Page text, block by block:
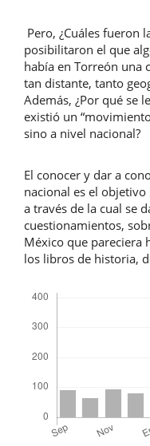
Pero, ¿Cuáles fueron
posibilitaron el que
había en Torreón una
tan distante, tanto
Además, ¿Por qué se
existió un
sino a nivel nacional?
El conocer y dar a
nacional es el
a través de la cual se
cuestionamientos,
México que pareciera
los libros de historia,